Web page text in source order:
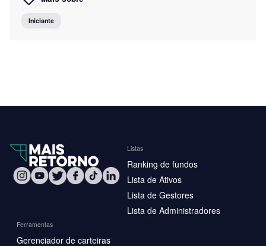
Iniciante
Listas
Ranking de fundos
Lista de Ativos
Lista de Gestores
Lista de Administradores
Ferramentas
Gerenciador de carteiras